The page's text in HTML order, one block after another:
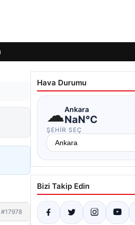
#17978
Hava Durumu
☁Ankara
NaN°C
ŞEHIR SEÇ
Bizi Takip Edin